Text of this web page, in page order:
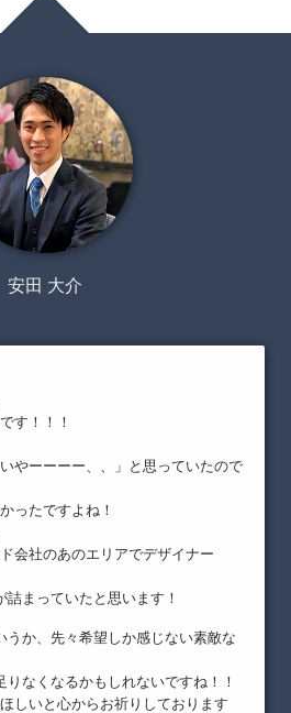
安田 大介
す！！！
やーーーー、、」と思っていたので
ったですよね！
会社のあのエリアでデザイナー
まっていたと思います！
うか、先々希望しか感じない素敵な
なくなるかもしれないですね！！
しいと心からお祈りしております